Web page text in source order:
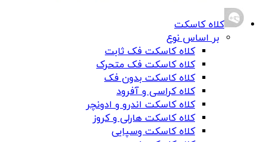
کلاه کاسکت
بر اساس نوع
کلاه کاسکت فک ثابت
کلاه کاسکت فک متحرک
کلاه کاسکت بدون فک
کلاه کراسی و آفرود
کلاه کاسکت اندرو و ادونچر
کلاه کاسکت هارلی و کروز
کلاه کاسکت وسپایی